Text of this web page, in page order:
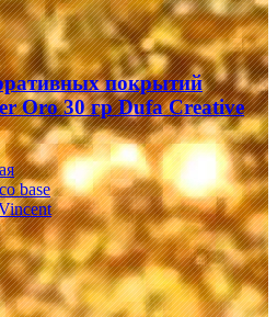
покрытий
Oro 30 гр Dufa Creative